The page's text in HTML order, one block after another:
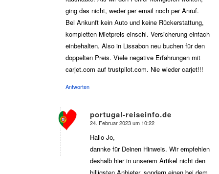
Buchung, weil die website dauernd die Termine
raushaute. Als wir den Fehler korrigieren wollten,
ging das nicht, weder per email noch per Anruf.
Bei Ankunft kein Auto und keine Rückerstattung,
kompletten Mietpreis einschl. Versicherung einfach
einbehalten. Also in Lissabon neu buchen für den
doppelten Preis. Viele negative Erfahrungen mit
carjet.com auf trustpilot.com. Nie wieder carjet!!!
portugal-reiseinfo.de
sagte:
24. Februar 2023 um 10:22